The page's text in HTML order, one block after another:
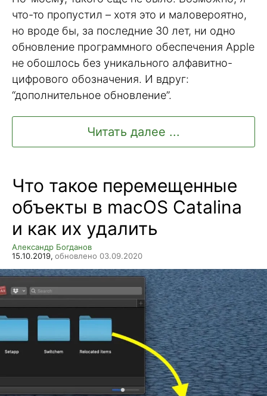
что-то пропустил – хотя это и маловероятно,
но вроде бы, за последние 30 лет, ни одно
обновление программного обеспечения Apple
не обошлось без уникального алфавитно-
цифрового обозначения. И вдруг:
“дополнительное обновление”.
Читать далее ...
Что такое перемещенные
объекты в macOS Catalina
и как их удалить
Александр Богданов
15.10.2019, обновлено 03.09.2020